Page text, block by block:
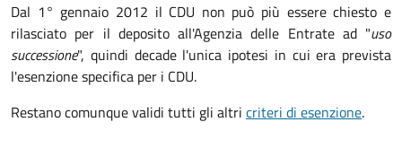
Dal 1° gennaio 2012 il CDU non può più essere chiesto e
rilasciato per il deposito all'Agenzia delle Entrate ad "uso
successione", quindi decade l'unica ipotesi in cui era prevista
l'esenzione specifica per i CDU.
Restano comunque validi tutti gli altri criteri di esenzione.